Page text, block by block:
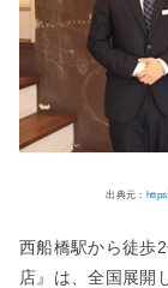
出典元：
西船橋駅から徒歩
店』は、全国展開